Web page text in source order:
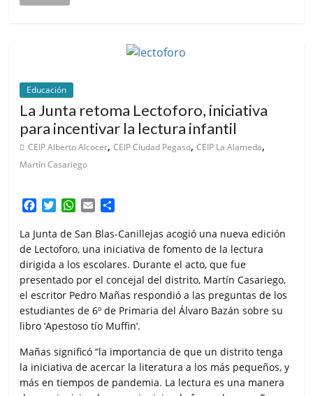
Educación
La Junta retoma Lectoforo, iniciativa
para incentivar la lectura infantil
CEIP Alberto Alcocer,CEIP Ciudad Pegaso,CEIP La Alameda,
Martín Casariego
c
e
b
o
k
i
t
t
e
W
a
t
s
A
p
p
a
i
l
m
p
a
r
t
i
r
La Junta de San Blas-Canillejas acogió una nueva edición
de Lectoforo, una iniciativa de fomento de la lectura
dirigida a los escolares. Durante el acto, que fue
presentado por el concejal del distrito, Martín Casariego,
el escritor Pedro Mañas respondió a las preguntas de los
estudiantes de 6º de Primaria del Álvaro Bazán sobre su
libro ‘Apestoso tío Muffin’.
Mañas significó “la importancia de que un distrito tenga
la iniciativa de acercar la literatura a los más pequeños, y
más en tiempos de pandemia. La lectura es una manera